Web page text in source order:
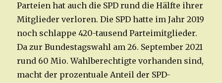
Parteien hat auch die SPD rund die Hälfte ihrer
Mitglieder verloren. Die SPD hatte im Jahr 2019
noch schlappe 420-tausend Parteimitglieder.
Da zur Bundestagswahl am 26. September 2021
rund 60 Mio. Wahlberechtigte vorhanden sind,
macht der prozentuale Anteil der SPD-